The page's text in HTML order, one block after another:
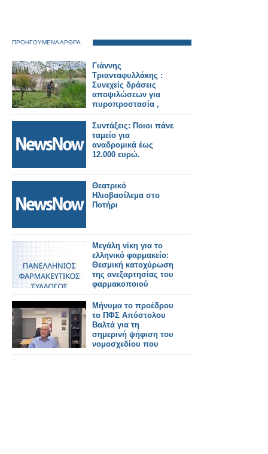
ΠΡΟΗΓΟΥΜΕΝΑ ΑΡΘΡΑ
Γιάννης
Τριανταφυλλάκης :
Συνεχείς δράσεις
αποψιλώσεων για
πυροπροστασία ,
δεντροφυτεύσεων και
εξωραϊσμού
κοινόχρηστων χώρων
Συντάξεις: Ποιοι πάνε
ταμείο για
αναδρομικά έως
12.000 ευρώ.
Θεατρικό
Ηλιοβασίλεμα στο
Ποτήρι
Μεγάλη νίκη για το
ελληνικό φαρμακείο:
Θεσμική κατοχύρωση
της ανεξαρτησίας του
φαρμακοποιού
Μήνυμα το προέδρου
το ΠΦΣ Απόστολου
Βαλτά για τη
σημερινή ψήφιση του
νομοσχεδίου που
κατοχυρώνει τα